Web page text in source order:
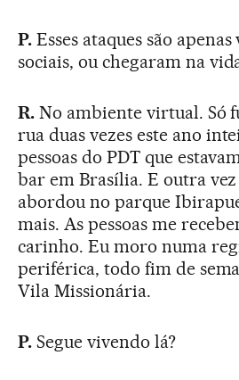
P. Esses ataques são
sociais, ou chegaram na
R. No ambiente virtual. Só
rua duas vezes este ano
pessoas do PDT que
bar em Brasília. E outra
abordou no parque
mais. As pessoas me
carinho. Eu moro numa
periférica, todo fim de
Vila Missionária.
P. Segue vivendo lá?